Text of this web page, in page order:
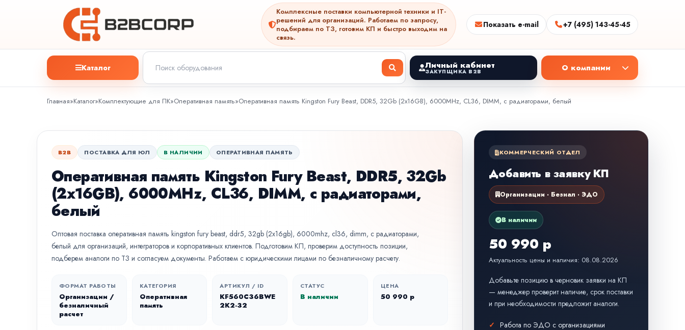
Комплексные поставки компьютерной техники и IT-
решений для организаций. Работаем по запросу,
подбираем по ТЗ, готовим КП и быстро выходим на
связь.
Показать e-mail +7 (495) 143-45-45
Каталог Личный кабинет
ЗАКУПЩИКА B2B О компании
Главная»Каталог»Комплектующие для ПК»Оперативная память»Оперативная память Kingston Fury Beast, DDR5, 32Gb (2x16GB), 6000MHz, CL36, DIMM, с радиаторами, белый
B2B ПОСТАВКА ДЛЯ ЮЛ В НАЛИЧИИ ОПЕРАТИВНАЯ ПАМЯТЬ
Оперативная память Kingston Fury Beast, DDR5, 32Gb
(2x16GB), 6000MHz, CL36, DIMM, с радиаторами,
белый
Оптовая поставка оперативная память kingston fury beast, ddr5, 32gb (2x16gb), 6000mhz, cl36, dimm, с радиаторами,
белый для организаций, интеграторов и корпоративных клиентов. Подготовим КП, проверим доступность позиции,
подберем аналоги по ТЗ и согласуем документы. Работаем с юридическими лицами по безналичному расчету.
ФОРМАТ РАБОТЫ
Организации /
безналичный
расчет
КАТЕГОРИЯ
Оперативная
память
АРТИКУЛ / ID
KF560C36BWE
2K2-32
СТАТУС
В наличии
ЦЕНА
50 990 р
КОММЕРЧЕСКИЙ ОТДЕЛ
Добавить в заявку КП
Организации · Безнал · ЭДО
В наличии
50 990 р
Актуальность цены и наличия: 08.08.2026
Добавьте позицию в черновик заявки на КП
— менеджер проверит наличие, срок поставки
и при необходимости предложит аналоги.
Работа по ЭДО с организациями